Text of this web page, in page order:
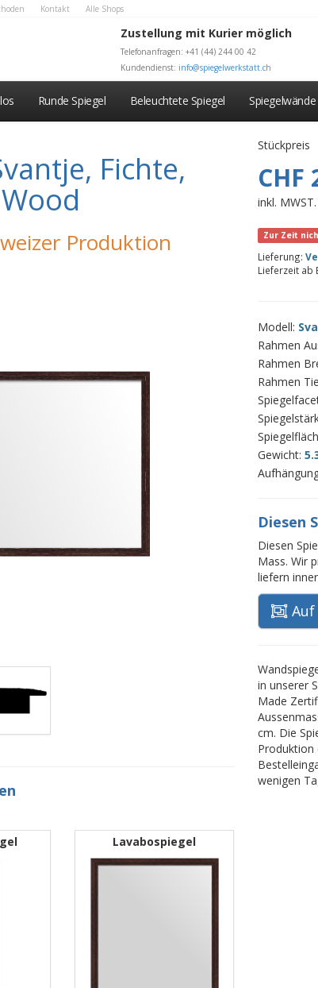
Kontakt Alle Shops
Zustellung mit Kurier möglich
Telefonanfragen: +41 (44) 244 00 42
Kundendienst: info@spiegelwerkstatt.ch
Runde Spiegel Beleuchtete Spiegel Spiegelwände
Fichte,
Produktion
Lavabospiegel
Stückpreis
CHF
inkl.
Zur Zeit
Lieferung:
Lieferzeit ab
Modell:
Rahmen
Rahmen
Rahmen
Gewicht:
Diesen
Diesen
Mass. Wir
liefern
in unserer
Made
cm. Die
Produktion
wenigen